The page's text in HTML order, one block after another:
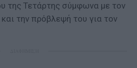
της Τετάρτης σύμφωνα με τον
την πρόβλεψή του για τον